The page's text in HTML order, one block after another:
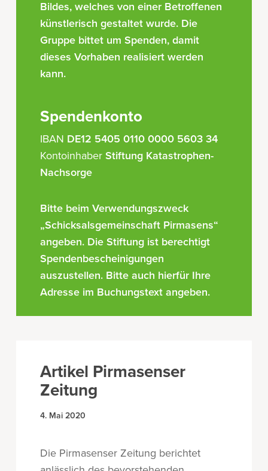
Bildes, welches von einer Betroffenen
künstlerisch gestaltet wurde. Die
Gruppe bittet um Spenden, damit
dieses Vorhaben realisiert werden
kann.
Spendenkonto
IBAN DE12 5405 0110 0000 5603 34
KontoinhaberStiftung Katastrophen-
Nachsorge
Bitte beim Verwendungszweck
„Schicksalsgemeinschaft Pirmasens“
angeben. Die Stiftung ist berechtigt
Spendenbescheinigungen
auszustellen. Bitte auch hierfür Ihre
Adresse im Buchungstext angeben.
Artikel Pirmasenser
Zeitung
4. Mai 2020
Die Pirmasenser Zeitung berichtet